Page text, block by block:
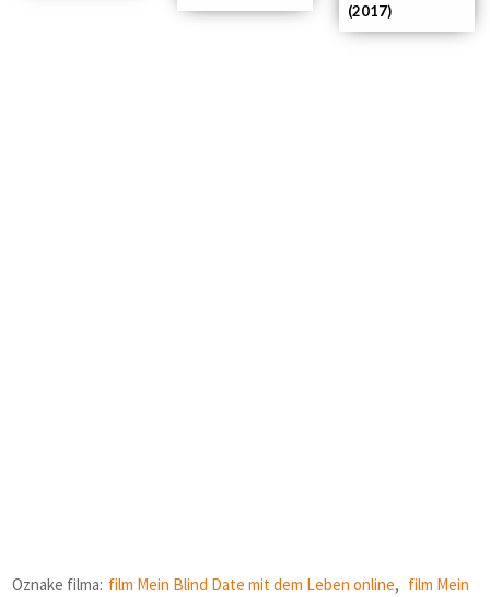
(2017)
Oznake filma: film Mein Blind Date mit dem Leben online, film Mein